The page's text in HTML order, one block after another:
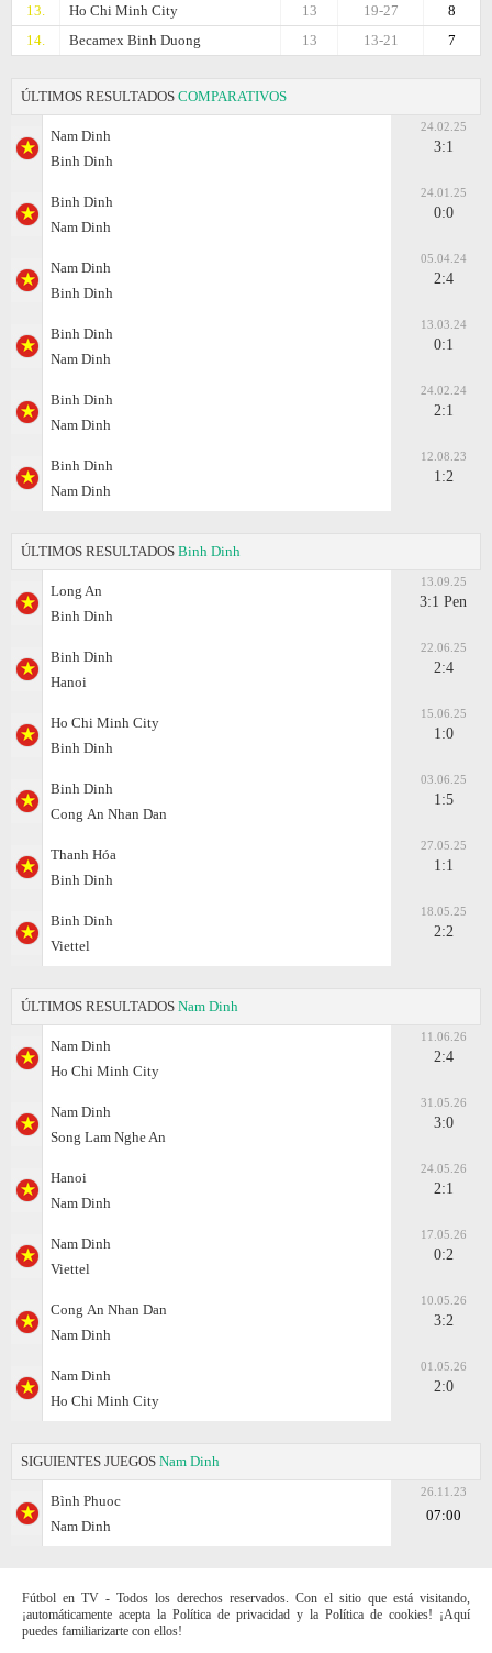
13.
Ho Chi Minh City 8
19-27
13
14.
Becamex Binh Duong 7
13-21
13
ÚLTIMOS RESULTADOS COMPARATIVOS
Nam Dinh
Binh Dinh
24.02.25
3:1
Binh Dinh
Nam Dinh
24.01.25
0:0
Nam Dinh
Binh Dinh
05.04.24
2:4
Binh Dinh
Nam Dinh
13.03.24
0:1
Binh Dinh
Nam Dinh
24.02.24
2:1
Binh Dinh
Nam Dinh
12.08.23
1:2
ÚLTIMOS RESULTADOS Binh Dinh
Long An
Binh Dinh
13.09.25
3:1 Pen
Binh Dinh
Hanoi
22.06.25
2:4
Ho Chi Minh City
Binh Dinh
15.06.25
1:0
Binh Dinh
Cong Аn Nhan Dan
03.06.25
1:5
Thanh Hóa
Binh Dinh
27.05.25
1:1
Binh Dinh
Viettel
18.05.25
2:2
ÚLTIMOS RESULTADOS Nam Dinh
Nam Dinh
Ho Chi Minh City
11.06.26
2:4
Nam Dinh
Song Lam Nghe An
31.05.26
3:0
Hanoi
Nam Dinh
24.05.26
2:1
Nam Dinh
Viettel
17.05.26
0:2
Cong Аn Nhan Dan
Nam Dinh
10.05.26
3:2
Nam Dinh
Ho Chi Minh City
01.05.26
2:0
SIGUIENTES JUEGOS Nam Dinh
Bình Phuoc
Nam Dinh
26.11.23
07:00
Fútbol en TV - Todos los derechos reservados. Con el sitio que está visitando,
¡automáticamente acepta la Política de privacidad y la Política de cookies! ¡Aquí
puedes familiarizarte con ellos!